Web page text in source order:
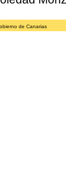
de Canarias